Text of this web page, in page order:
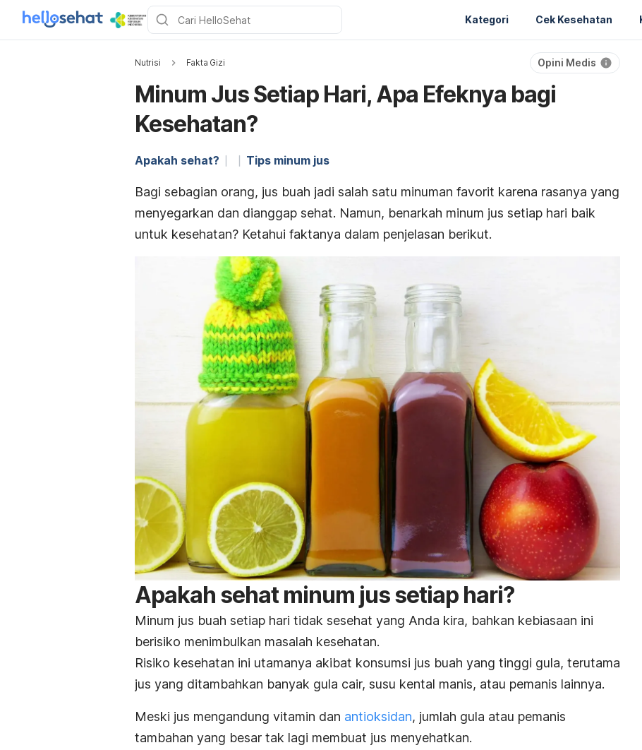
Kategori Cek Kesehatan
Nutrisi Fakta Gizi Opini Medis
Minum Jus Setiap Hari, Apa Efeknya bagi
Kesehatan?
Apakah sehat? Tips minum jus
Bagi sebagian orang, jus buah jadi salah satu minuman favorit karena rasanya yang
menyegarkan dan dianggap sehat. Namun, benarkah minum jus setiap hari baik
untuk kesehatan? Ketahui faktanya dalam penjelasan berikut.
Apakah sehat minum jus setiap hari?
Minum jus buah setiap hari tidak sesehat yang Anda kira, bahkan kebiasaan ini
berisiko menimbulkan masalah kesehatan.
Risiko kesehatan ini utamanya akibat konsumsi jus buah yang tinggi gula, terutama
jus yang ditambahkan banyak gula cair, susu kental manis, atau pemanis lainnya.
Meski jus mengandung vitamin dan antioksidan, jumlah gula atau pemanis
tambahan yang besar tak lagi membuat jus menyehatkan.